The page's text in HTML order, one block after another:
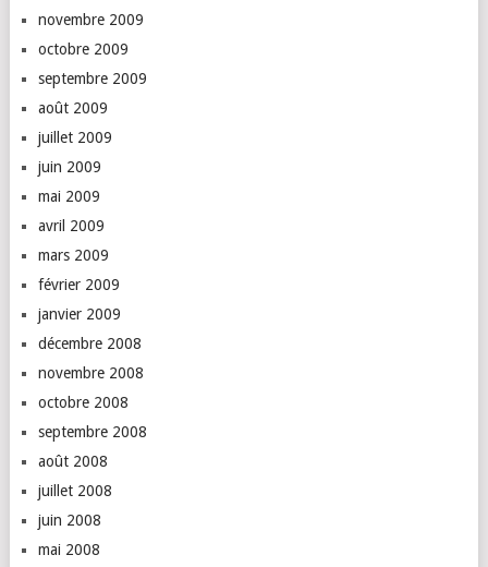
novembre 2009
octobre 2009
septembre 2009
août 2009
juillet 2009
juin 2009
mai 2009
avril 2009
mars 2009
février 2009
janvier 2009
décembre 2008
novembre 2008
octobre 2008
septembre 2008
août 2008
juillet 2008
juin 2008
mai 2008